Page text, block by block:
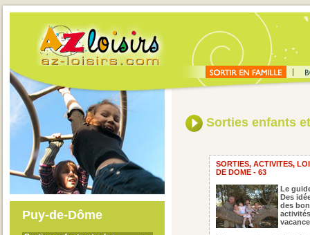
Puy-de-Dôme
Sorties enfants
SORTIES, ACTIVITES,
DE DOME - 63
Le
Des
des